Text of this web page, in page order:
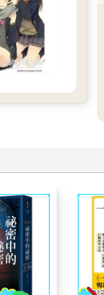
果沒有那封情書，
這種東西，包括我
顏無恥地將這封信
時，不過我仍然
一個地方啊？」
但就算她不打扮，
。
架了嗎？
對話時完全不同，
」
」